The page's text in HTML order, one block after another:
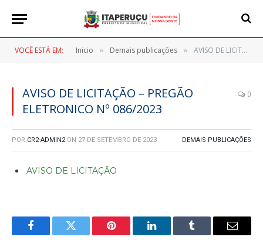
VOCÊ ESTÁ EM: Inicio » Demais publicações » AVISO DE LICITAÇÃO – PREGÃO ELETRONICO Nº 086/2023
AVISO DE LICITAÇÃO – PREGÃO
ELETRONICO Nº 086/2023
0
POR CR2-ADMIN2 ON 27 DE SETEMBRO DE 2023 DEMAIS PUBLICAÇÕES
AVISO DE LICITAÇÃO
FacebookTwitter Pinterest LinkedInTumblr
E-